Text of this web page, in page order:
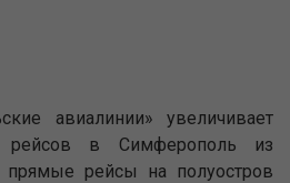
авиалинии» увеличивает
рейсов в Симферополь из
прямые рейсы на полуостров